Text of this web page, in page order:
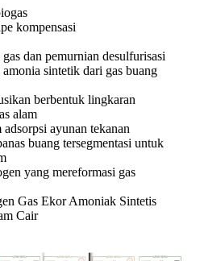
kompensasi
dan pemurnian desulfurisasi
sintetik dari gas buang
berbentuk lingkaran
alam
ayunan tekanan
buang tersegmentasi untuk
yang mereformasi gas
Gas Ekor Amoniak Sintetis
Cair